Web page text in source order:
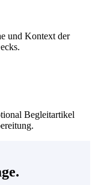
und Kontext der
Begleitartikel